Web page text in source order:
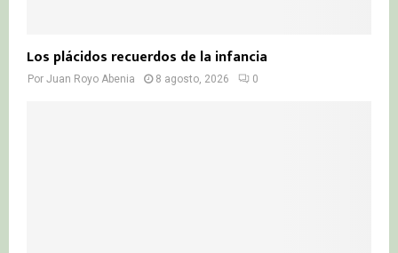
Los plácidos recuerdos de la infancia
Por Juan Royo Abenia 8 agosto, 2026 0